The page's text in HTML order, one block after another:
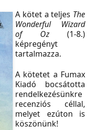
A kötet a teljes The
Wonderful Wizard
of Oz(1-8.)
képregényt
tartalmazza.
A kötetet a Fumax
Kiadó
bocsátotta
rendelkezésünkre
recenziós céllal,
melyet ezúton is
köszönünk!